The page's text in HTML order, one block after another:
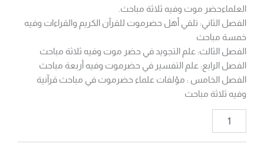
العلماءحضر موت وفيه ثلاثة مباحث.
الفصل الثاني: تلقي أهل حضرموت للقرآن الكريم والقراءات وفيه
خمسة مباحث
الفصل الثالث: علم التجويد في حضر موت وفيه ثلاثة مباحث
الفصل الرابع: علم التفسير في حضرموت وفيه أربعة مباحث
الفصل الخامس : مؤلفات علماء حضرموت في مباحث قرآنية
وفيه ثلاثة مباحث